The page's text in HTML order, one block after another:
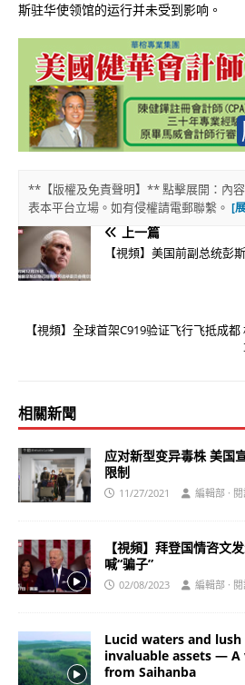
斯驻华使领馆的运行并未受到影响。
**【版權及免責聲明】** 點擊展開：內
表本平台立場。如有侵權請電郵聯繫。
上一篇
【視頻】美国前副总统彭
【視頻】全球首架C919验证飞行飞抵成
相關新聞
应对新型变异毒株 美国
限制
11/27/2021 編輯部 ·
【視頻】拜登国情咨文
喊“骗子”
02/08/2023 編輯部 ·
Lucid waters and
invaluable assets —
from Saihanba